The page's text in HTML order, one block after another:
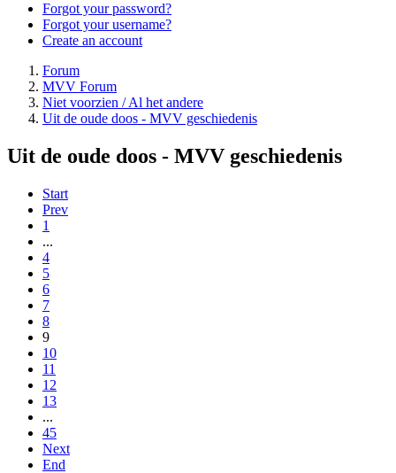
Forgot your password?
Forgot your username?
Create an account
Forum
MVV Forum
Niet voorzien / Al het andere
Uit de oude doos - MVV geschiedenis
Uit de oude doos - MVV geschiedenis
Start
Prev
1
...
4
5
6
7
8
9
10
11
12
13
...
45
Next
End